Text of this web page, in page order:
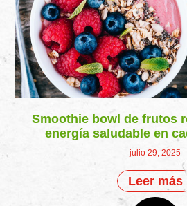
Smoothie bowl de frutos
energía saludable en
julio 29, 2025
Leer más